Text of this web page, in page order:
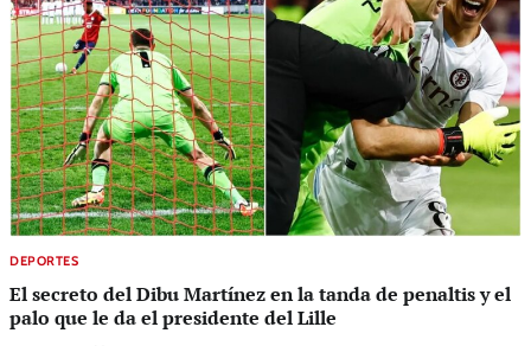
DEPORTES
El secreto del Dibu Martínez en la tanda de penaltis y el
palo que le da el presidente del Lille